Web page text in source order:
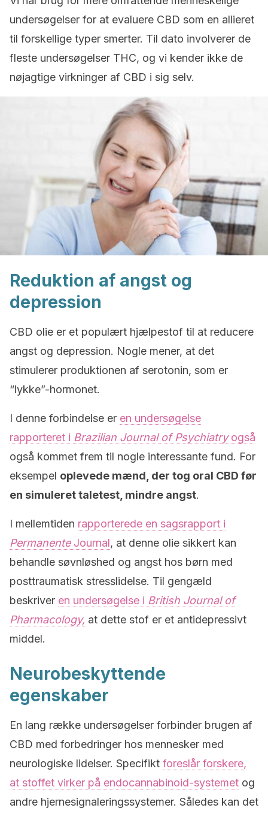
undersøgelser for at evaluere CBD som en allieret
til forskellige typer smerter. Til dato involverer de
fleste undersøgelser THC, og vi kender ikke de
nøjagtige virkninger af CBD i sig selv.
Reduktion af angst og
depression
CBD olie er et populært hjælpestof til at reducere
angst og depression. Nogle mener, at det
stimulerer produktionen af serotonin, som er
“lykke”-hormonet.
I denne forbindelse er en undersøgelse
rapporteret i Brazilian Journal of Psychiatryogså
også kommet frem til nogle interessante fund. For
eksempel oplevede mænd, der tog oral CBD før
en simuleret taletest, mindre angst.
I mellemtiden rapporterede en sagsrapport i
PermanenteJournal, at denne olie sikkert kan
behandle søvnløshed og angst hos børn med
posttraumatisk stresslidelse. Til gengæld
beskriver en undersøgelse i British Journal of
Pharmacology, at dette stof er et antidepressivt
middel.
Neurobeskyttende
egenskaber
En lang række undersøgelser forbinder brugen af
CBD med forbedringer hos mennesker med
neurologiske lidelser. Specifikt foreslår forskere,
at stoffet virker på endocannabinoid-systemet og
andre hjernesignaleringssystemer. Således kan det